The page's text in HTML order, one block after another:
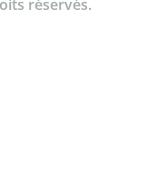
réservés.